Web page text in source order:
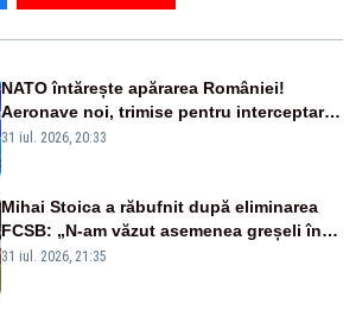
NATO întărește apărarea României!
Aeronave noi, trimise pentru interceptarea
și distrugerea dronelor
31 iul. 2026, 20:33
Mihai Stoica a răbufnit după eliminarea
FCSB: „N-am văzut asemenea greșeli în
190 de meciuri europene”
31 iul. 2026, 21:35